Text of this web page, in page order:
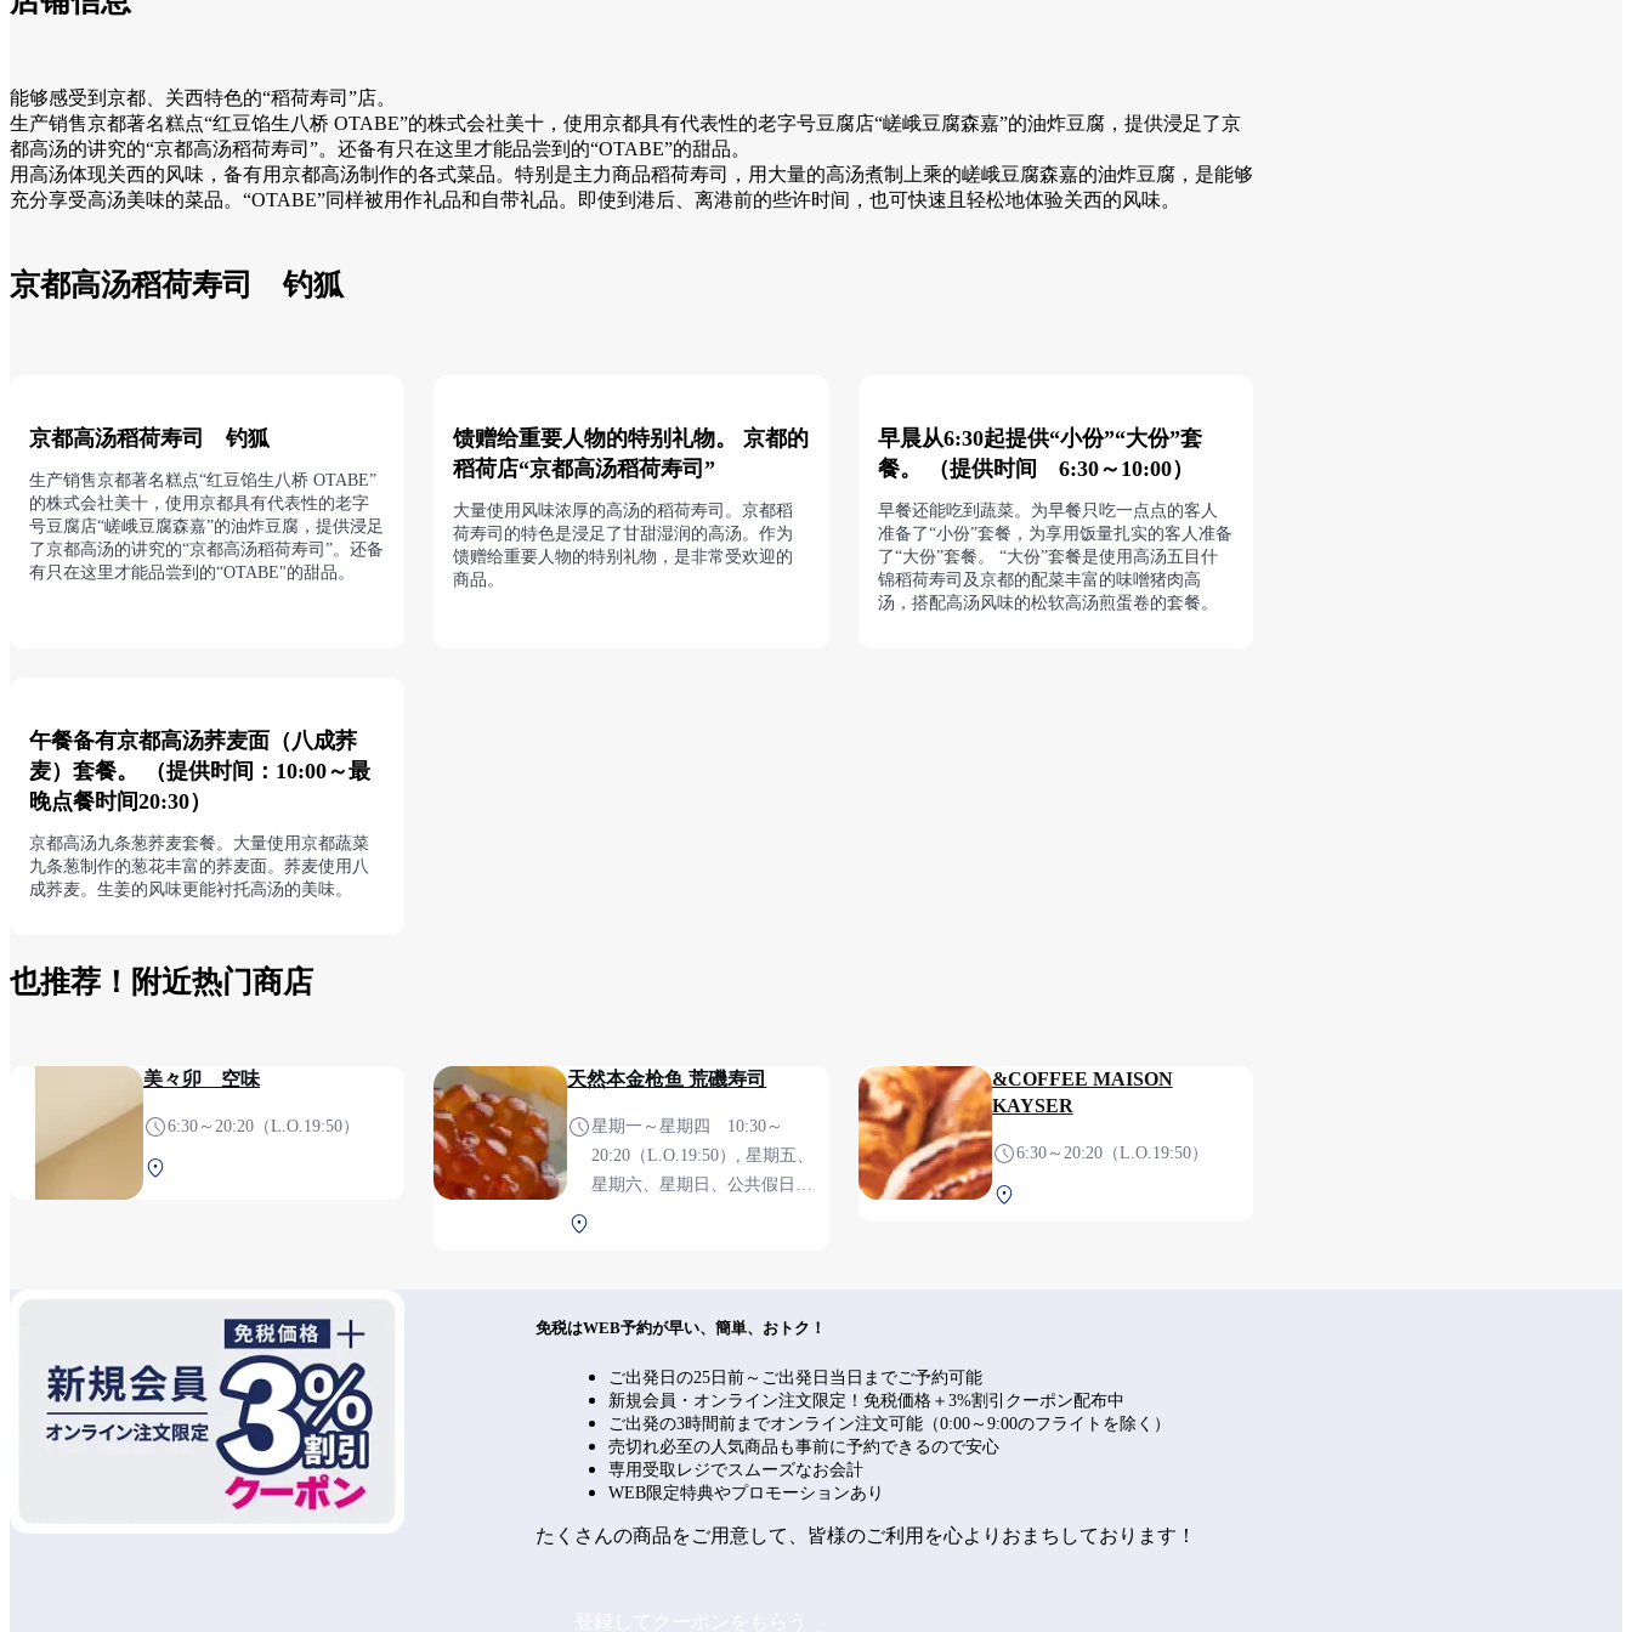
能够感受到京都、关西特色的“稻荷寿司”店。
生产销售京都著名糕点“红豆馅生八桥 OTABE”的株式会社美十，使用京都具有代表性的老字号豆腐店“嵯峨豆腐森嘉”的油炸豆腐，提供浸足了京
都高汤的讲究的“京都高汤稻荷寿司”。还备有只在这里才能品尝到的“OTABE”的甜品。
用高汤体现关西的风味，备有用京都高汤制作的各式菜品。特别是主力商品稻荷寿司，用大量的高汤煮制上乘的嵯峨豆腐森嘉的油炸豆腐，是能够
充分享受高汤美味的菜品。“OTABE”同样被用作礼品和自带礼品。即使到港后、离港前的些许时间，也可快速且轻松地体验关西的风味。
京都高汤稻荷寿司 钓狐
京都高汤稻荷寿司 钓狐
生产销售京都著名糕点“红豆馅生八桥 OTABE”
的株式会社美十，使用京都具有代表性的老字
号豆腐店“嵯峨豆腐森嘉”的油炸豆腐，提供浸足
了京都高汤的讲究的“京都高汤稻荷寿司”。还备
有只在这里才能品尝到的“OTABE"的甜品。
馈赠给重要人物的特别礼物。 京都的
稻荷店“京都高汤稻荷寿司”
大量使用风味浓厚的高汤的稻荷寿司。京都稻
荷寿司的特色是浸足了甘甜湿润的高汤。作为
馈赠给重要人物的特别礼物，是非常受欢迎的
商品。
早晨从6:30起提供“小份”“大份”套
餐。 （提供时间 6:30～10:00）
早餐还能吃到蔬菜。为早餐只吃一点点的客人
准备了“小份”套餐，为享用饭量扎实的客人准备
了“大份”套餐。 “大份”套餐是使用高汤五目什
锦稻荷寿司及京都的配菜丰富的味噌猪肉高
汤，搭配高汤风味的松软高汤煎蛋卷的套餐。
午餐备有京都高汤荞麦面（八成荞
麦）套餐。 （提供时间：10:00～最
晚点餐时间20:30）
京都高汤九条葱荞麦套餐。大量使用京都蔬菜
九条葱制作的葱花丰富的荞麦面。荞麦使用八
成荞麦。生姜的风味更能衬托高汤的美味。
也推荐！附近热门商店
美々卯 空味
6:30～20:20（L.O.19:50）
天然本金枪鱼 荒磯寿司
星期一～星期四 10:30～
20:20（L.O.19:50）, 星期五、
星期六、星期日、公共假日、
&COFFEE MAISON
KAYSER
6:30～20:20（L.O.19:50）
免税はWEB予約が早い、簡単、おトク！
ご出発日の25日前～ご出発日当日までご予約可能
新規会員・オンライン注文限定！免税価格＋3%割引クーポン配布中
ご出発の3時間前までオンライン注文可能（0:00～9:00のフライトを除く）
売切れ必至の人気商品も事前に予約できるので安心
専用受取レジでスムーズなお会計
WEB限定特典やプロモーションあり
たくさんの商品をご用意して、皆様のご利用を心よりおまちしております！